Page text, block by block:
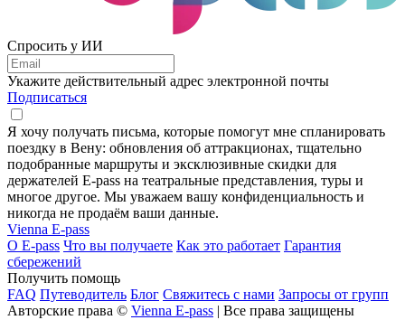
Спросить у ИИ
Укажите действительный адрес электронной почты
Подписаться
Я хочу получать письма, которые помогут мне спланировать
поездку в Вену: обновления об аттракционах, тщательно
подобранные маршруты и эксклюзивные скидки для
держателей E-pass на театральные представления, туры и
многое другое. Мы уважаем вашу конфиденциальность и
никогда не продаём ваши данные.
Vienna E-pass
О E-pass Что вы получаете Как это работает Гарантия
сбережений
Получить помощь
FAQ Путеводитель Блог Свяжитесь с нами Запросы от групп
Авторские права © Vienna E-pass | Все права защищены